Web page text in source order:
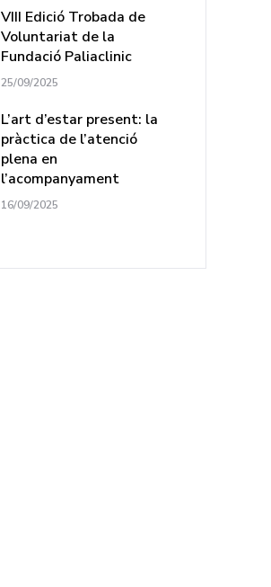
VIII Edició Trobada de
Voluntariat de la
Fundació Paliaclinic
25/09/2025
L’art d’estar present: la
pràctica de l’atenció
plena en
l’acompanyament
16/09/2025